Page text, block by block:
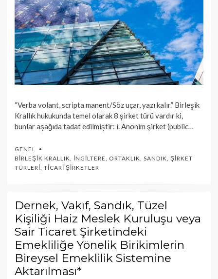
“Verba volant, scripta manent/Söz uçar, yazı kalır.” Birleşik
Krallık hukukunda temel olarak 8 şirket türü vardır ki,
bunlar aşağıda tadat edilmiştir: i. Anonim şirket (public…
GENEL
BIRLEŞIK KRALLIK, İNGILTERE, ORTAKLIK, SANDIK, ŞIRKET
TÜRLERI, TICARI ŞIRKETLER
Dernek, Vakıf, Sandık, Tüzel
Kişiliği Haiz Meslek Kuruluşu veya
Sair Ticaret Şirketindeki
Emekliliğe Yönelik Birikimlerin
Bireysel Emeklilik Sistemine
Aktarılması*